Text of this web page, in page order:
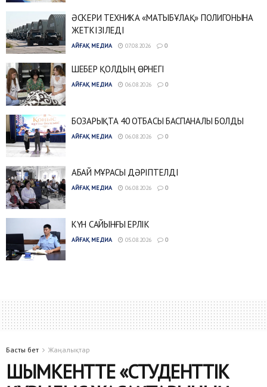
ӘСКЕРИ ТЕХНИКА «МАТЫБҰЛАҚ» ПОЛИГОНЫНА
ЖЕТКІЗІЛЕДІ
АЙҒАҚ МЕДИА 07.08.2026 0
ШЕБЕР ҚОЛДЫҢ ӨРНЕГІ
АЙҒАҚ МЕДИА 06.08.2026 0
БОЗАРЫҚТА 40 ОТБАСЫ БАСПАНАЛЫ БОЛДЫ
АЙҒАҚ МЕДИА 06.08.2026 0
АБАЙ МҰРАСЫ ДӘРІПТЕЛДІ
АЙҒАҚ МЕДИА 06.08.2026 0
КҮН САЙЫНҒЫ ЕРЛІК
АЙҒАҚ МЕДИА 05.08.2026 0
Басты бет Жаңалықтар
ШЫМКЕНТТЕ «СТУДЕНТТІК